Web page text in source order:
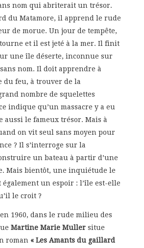
nom qui abriterait un trésor.
du Matamore, il apprend le rude
de morue. Un jour de tempête,
et il est jeté à la mer. Il finit
une île déserte, inconnue sur
nom. Il doit apprendre à
du feu, à trouver de la
nombre de squelettes
indique qu’un massacre y a eu
aussi le fameux trésor. Mais à
on vit seul sans moyen pour
? Il s’interroge sur la
un bateau à partir d’une
Mais bientôt, une inquiétude le
un espoir : l’île est-elle
le croit ?
en 1960, dans le rude milieu des
Martine Marie Mullersitue
roman « Les Amants du gaillard